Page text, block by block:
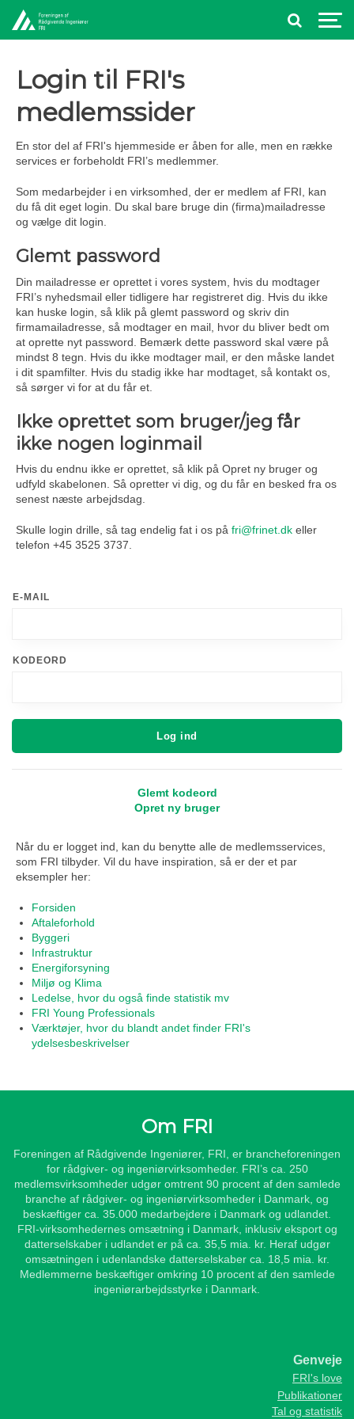
Login til FRI's
medlemssider
En stor del af FRI's hjemmeside er åben for alle, men en række
services er forbeholdt FRI’s medlemmer.
Som medarbejder i en virksomhed, der er medlem af FRI, kan
du få dit eget login. Du skal bare bruge din (firma)mailadresse
og vælge dit login.
Glemt password
Din mailadresse er oprettet i vores system, hvis du modtager
FRI’s nyhedsmail eller tidligere har registreret dig. Hvis du ikke
kan huske login, så klik på glemt password og skriv din
firmamailadresse, så modtager en mail, hvor du bliver bedt om
at oprette nyt password. Bemærk dette password skal være på
mindst 8 tegn. Hvis du ikke modtager mail, er den måske landet
i dit spamfilter. Hvis du stadig ikke har modtaget, så kontakt os,
så sørger vi for at du får et.
Ikke oprettet som bruger/jeg får
ikke nogen loginmail
Hvis du endnu ikke er oprettet, så klik på Opret ny bruger og
udfyld skabelonen. Så opretter vi dig, og du får en besked fra os
senest næste arbejdsdag.
Skulle login drille, så tag endelig fat i os på fri@frinet.dk eller
telefon +45 3525 3737.
E-MAIL
KODEORD
Log ind
Glemt kodeord
Opret ny bruger
Når du er logget ind, kan du benytte alle de medlemsservices,
som FRI tilbyder. Vil du have inspiration, så er der et par
eksempler her:
Forsiden
Aftaleforhold
Byggeri
Infrastruktur
Energiforsyning
Miljø og Klima
Ledelse, hvor du også finde statistik mv
FRI Young Professionals
Værktøjer, hvor du blandt andet finder FRI's
ydelsesbeskrivelser
Om FRI
Foreningen af Rådgivende Ingeniører, FRI, er brancheforeningen
for rådgiver- og ingeniørvirksomheder. FRI’s ca. 250
medlemsvirksomheder udgør omtrent 90 procent af den samlede
branche af rådgiver- og ingeniørvirksomheder i Danmark, og
beskæftiger ca. 35.000 medarbejdere i Danmark og udlandet.
FRI-virksomhedernes omsætning i Danmark, inklusiv eksport og
datterselskaber i udlandet er på ca. 35,5 mia. kr. Heraf udgør
omsætningen i udenlandske datterselskaber ca. 18,5 mia. kr.
Medlemmerne beskæftiger omkring 10 procent af den samlede
ingeniørarbejdsstyrke i Danmark.
Genveje
FRI's love
Publikationer
Tal og statistik